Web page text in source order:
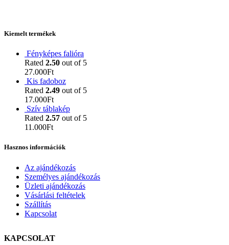
Kiemelt termékek
Fényképes falióra
Rated 2.50 out of 5
27.000Ft
Kis fadoboz
Rated 2.49 out of 5
17.000Ft
Szív táblakép
Rated 2.57 out of 5
11.000Ft
Hasznos információk
Az ajándékozás
Személyes ajándékozás
Üzleti ajándékozás
Vásárlási feltételek
Szállítás
Kapcsolat
KAPCSOLAT